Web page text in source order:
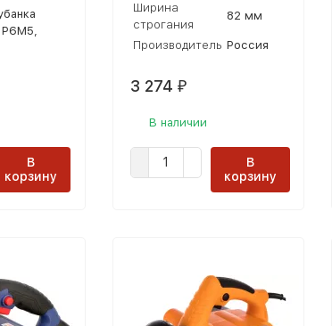
Р6М5,
В
корзину
Ширина
строгания
82 мм
Производитель Россия
3 274 ₽
В наличии
В
корзину